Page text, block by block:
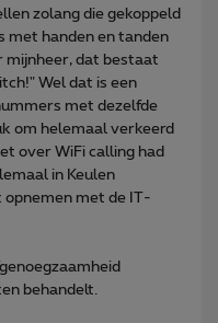
zolang die gekoppeld
met handen en tanden
mijnheer, dat bestaat
Wel dat is een
met dezelfde
om helemaal verkeerd
over WiFi calling had
in Keulen
opnemen met de IT-
behandelt.